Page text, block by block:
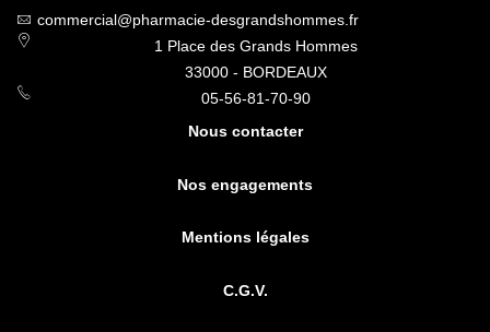
commercial@pharmacie-desgrandshommes.fr
1 Place des Grands Hommes
33000 - BORDEAUX
05-56-81-70-90
Nous contacter
Nos engagements
Mentions légales
C.G.V.